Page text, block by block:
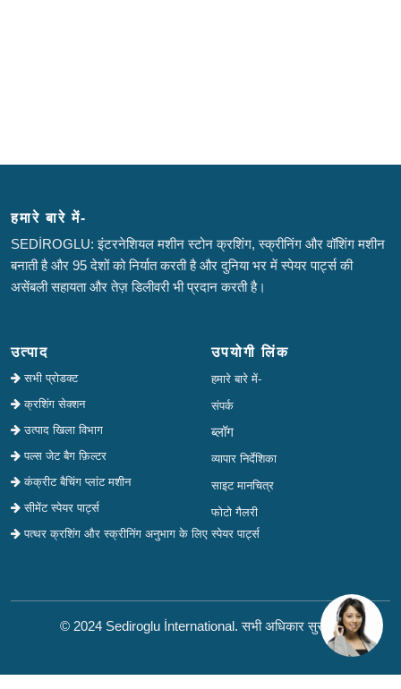
हमारे बारे में-
SEDİROGLU: इंटरनेशियल मशीन स्टोन क्रशिंग, स्क्रीनिंग और वॉशिंग मशीन
बनाती है और 95 देशों को निर्यात करती है और दुनिया भर में स्पेयर पार्ट्स की
असेंबली सहायता और तेज़ डिलीवरी भी प्रदान करती है।
उत्पाद
सभी प्रोडक्ट
क्रशिंग सेक्शन
उत्पाद खिला विभाग
पल्स जेट बैग फ़िल्टर
कंक्रीट बैचिंग प्लांट मशीन
सीमेंट स्पेयर पार्ट्स
पत्थर क्रशिंग और स्क्रीनिंग अनुभाग के लिए स्पेयर पार्ट्स
उपयोगी लिंक
हमारे बारे में-
संपर्क
ब्लॉग
व्यापार निर्देशिका
साइट मानचित्र
फोटो गैलरी
© 2024 Sediroglu İnternational. सभी अधिकार सुरक्षित